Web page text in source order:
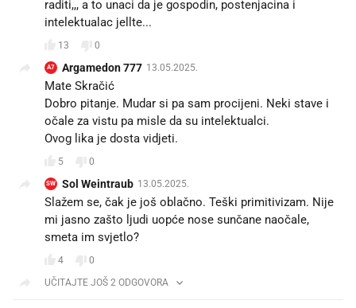
raditi,,, a to unaci da je gospodin, postenjacina i
intelektualac jellte...
13 0
A7 Argamedon 777 13.05.2025.
Mate Skračić
Dobro pitanje. Mudar si pa sam procijeni. Neki stave i
očale za vistu pa misle da su intelektualci.
Ovog lika je dosta vidjeti.
5 0
SW Sol Weintraub 13.05.2025.
Slažem se, čak je još oblačno. Teški primitivizam. Nije
mi jasno zašto ljudi uopće nose sunčane naočale,
smeta im svjetlo?
4
0
UČITAJTE JOŠ 2 ODGOVORA